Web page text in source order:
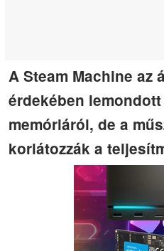
A Steam Machine az
érdekében
memóriáról, de a
korlátozzák a